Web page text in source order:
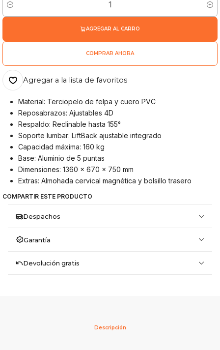
Cantidad
AGREGAR AL CARRO
COMPRAR AHORA
Agregar a la lista de favoritos
Material: Terciopelo de felpa y cuero PVC
Reposabrazos: Ajustables 4D
Respaldo: Reclinable hasta 155°
Soporte lumbar: LiftBack ajustable integrado
Capacidad máxima: 160 kg
Base: Aluminio de 5 puntas
Dimensiones: 1360 × 670 × 750 mm
Extras: Almohada cervical magnética y bolsillo trasero
COMPARTIR ESTE PRODUCTO
Despachos
Garantía
Devolución gratis
Descripción